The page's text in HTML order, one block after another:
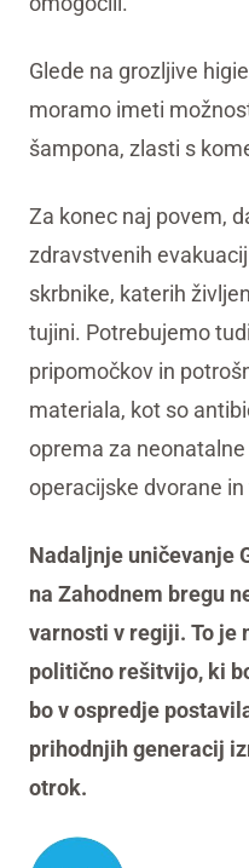
Glede na grozljive
moramo imeti
šampona, zlasti s
Za konec naj povem,
zdravstvenih
skrbnike, katerih
tujini. Potrebujemo
pripomočkov in
materiala, kot so
oprema za
operacijske dvorane
Nadaljnje uničevanje
na Zahodnem bregu
varnosti v regiji. To je
politično rešitvijo, ki
bo v ospredje
prihodnjih generacij
otrok.